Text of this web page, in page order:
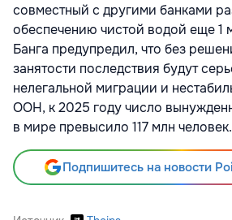
совместный с другими банками
обеспечению чистой водой еще 1
Банга предупредил, что без
занятости последствия будут
нелегальной миграции и
ООН, к 2025 году число
в мире превысило 117 млн человек.
Подпишитесь на новости